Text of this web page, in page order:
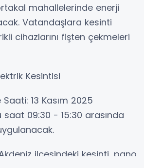
mahallelerinde enerji
Vatandaşlara kesinti
cihazlarını fişten çekmeleri
Kesintisi
13 Kasım 2025
saat 09:30 - 15:30 arasında
ilçesindeki kesinti, pano